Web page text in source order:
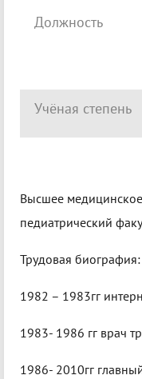
Должность
Учёная степень
Высшее
педиатрический
Трудовая биография:
1982 – 1983гг
1983- 1986 гг врач
1986- 2010гг